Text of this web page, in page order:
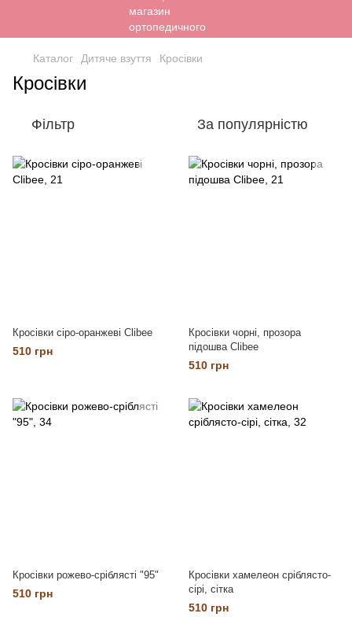
Каталог Дитяче взуття Кросівки
Кросівки
Фільтр За популярністю
Кросівки сіро-оранжеві Clibee
510 грн
Кросівки чорні, прозора
підошва Clibee
510 грн
Кросівки рожево-сріблясті "95"
510 грн
Кросівки хамелеон сріблясто-
сірі, сітка
510 грн